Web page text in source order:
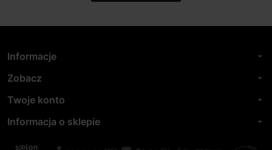
Informacje arrow_drop_down
Zobacz arrow_drop_down
Twoje konto arrow_drop_down
Informacja o sklepie arrow_drop_down